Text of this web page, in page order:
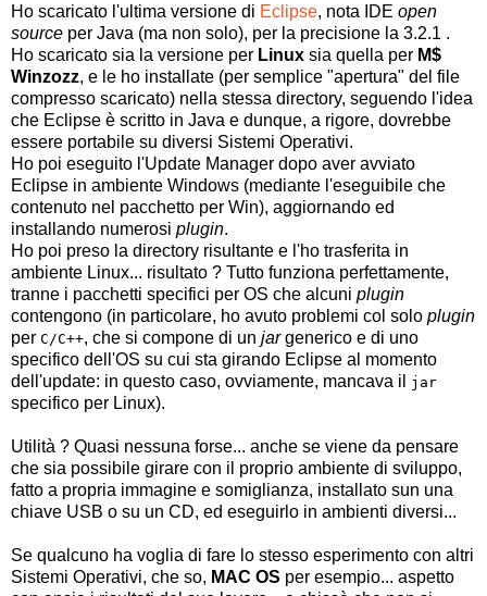
Ho scaricato l'ultima versione di Eclipse, nota IDE open
source per Java (ma non solo), per la precisione la 3.2.1 .
Ho scaricato sia la versione per Linux sia quella per M$
Winzozz, e le ho installate (per semplice "apertura" del file
compresso scaricato) nella stessa directory, seguendo l'idea
che Eclipse è scritto in Java e dunque, a rigore, dovrebbe
essere portabile su diversi Sistemi Operativi.
Ho poi eseguito l'Update Manager dopo aver avviato
Eclipse in ambiente Windows (mediante l'eseguibile che
contenuto nel pacchetto per Win), aggiornando ed
installando numerosi plugin.
Ho poi preso la directory risultante e l'ho trasferita in
ambiente Linux... risultato ? Tutto funziona perfettamente,
tranne i pacchetti specifici per OS che alcuni plugin
contengono (in particolare, ho avuto problemi col solo plugin
per C/C++, che si compone di un jargenerico e di uno
specifico dell'OS su cui sta girando Eclipse al momento
dell'update: in questo caso, ovviamente, mancava il
jar
specifico per Linux).
Utilità ? Quasi nessuna forse... anche se viene da pensare
che sia possibile girare con il proprio ambiente di sviluppo,
fatto a propria immagine e somiglianza, installato sun una
chiave USB o su un CD, ed eseguirlo in ambienti diversi...
Se qualcuno ha voglia di fare lo stesso esperimento con altri
Sistemi Operativi, che so, MAC OS per esempio... aspetto